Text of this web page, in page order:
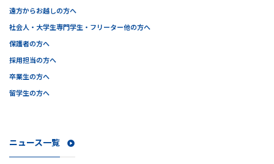
遠方からお越しの方へ
社会人・大学生専門学生・フリーター他の方へ
保護者の方へ
採用担当の方へ
卒業生の方へ
留学生の方へ
ニュース一覧